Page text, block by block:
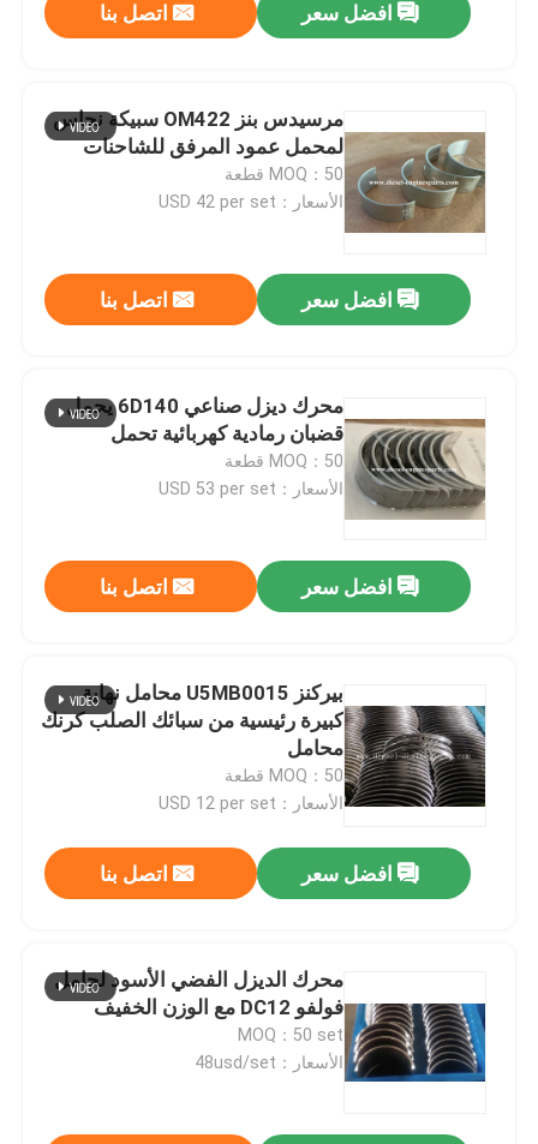
افضل سعر اتصل بنا
مرسيدس بنز OM422 سبيكة نحاس
لمحمل عمود المرفق للشاحنات
MOQ：50 قطعة
الأسعار：USD 42 per set
افضل سعر اتصل بنا
محرك ديزل صناعي 6D140 يحمل
قضبان رمادية كهربائية تحمل
MOQ：50 قطعة
الأسعار：USD 53 per set
افضل سعر اتصل بنا
بيركنز U5MB0015 محامل نهاية
كبيرة رئيسية من سبائك الصلب كرنك
محامل
MOQ：50 قطعة
الأسعار：USD 12 per set
افضل سعر اتصل بنا
محرك الديزل الفضي الأسود لحامل
فولفو DC12 مع الوزن الخفيف
MOQ：50 set
الأسعار：48usd/set